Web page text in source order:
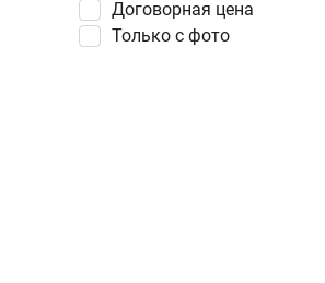
Договорная цена
Только с фото